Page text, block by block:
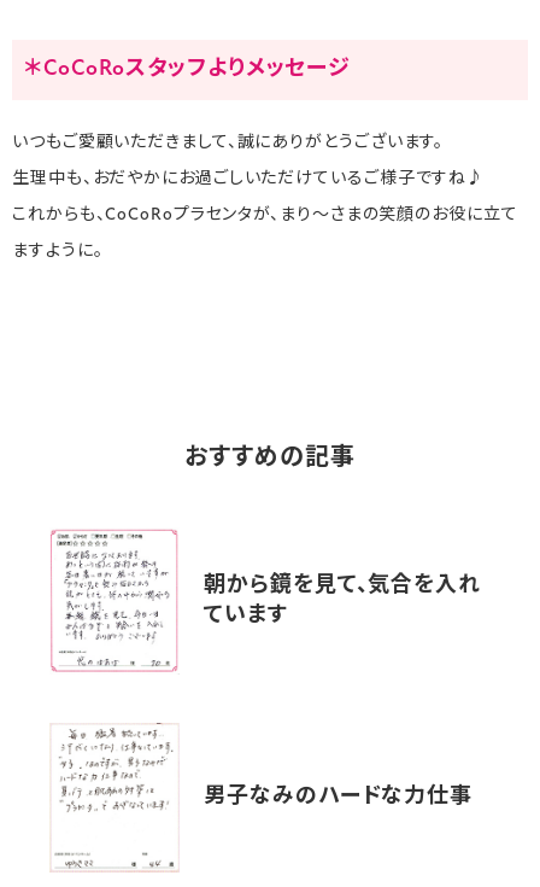
＊CoCoRoスタッフよりメッセージ
いつもご愛顧いただきまして、誠にありがとうございます。
生理中も、おだやかにお過ごしいただけているご様子ですね♪
これからも、CoCoRoプラセンタが、まり～さまの笑顔のお役に立て
ますように。
おすすめの記事
朝から鏡を見て、気合を入れ
ています
男子なみのハードな力仕事